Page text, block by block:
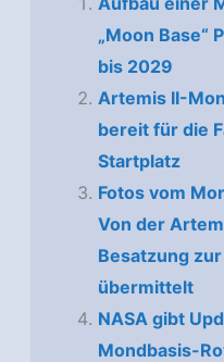
„Moon Base“
bis 2029
Artemis II-
bereit für die
Startplatz
Fotos vom
Von der
Besatzung
übermittelt
NASA gibt
Mondbasis-